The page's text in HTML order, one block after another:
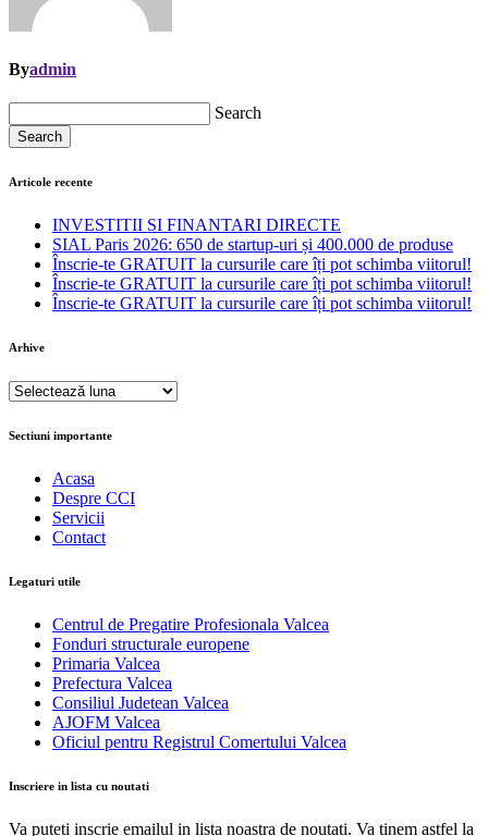
Byadmin
Search
Search
Articole recente
INVESTITII SI FINANTARI DIRECTE
SIAL Paris 2026: 650 de startup-uri și 400.000 de produse
Înscrie-te GRATUIT la cursurile care îți pot schimba viitorul!
Înscrie-te GRATUIT la cursurile care îți pot schimba viitorul!
Înscrie-te GRATUIT la cursurile care îți pot schimba viitorul!
Arhive
Arhive
Sectiuni importante
Acasa
Despre CCI
Servicii
Contact
Legaturi utile
Centrul de Pregatire Profesionala Valcea
Fonduri structurale europene
Primaria Valcea
Prefectura Valcea
Consiliul Judetean Valcea
AJOFM Valcea
Oficiul pentru Registrul Comertului Valcea
Inscriere in lista cu noutati
Va puteti inscrie emailul in lista noastra de noutati. Va tinem astfel la